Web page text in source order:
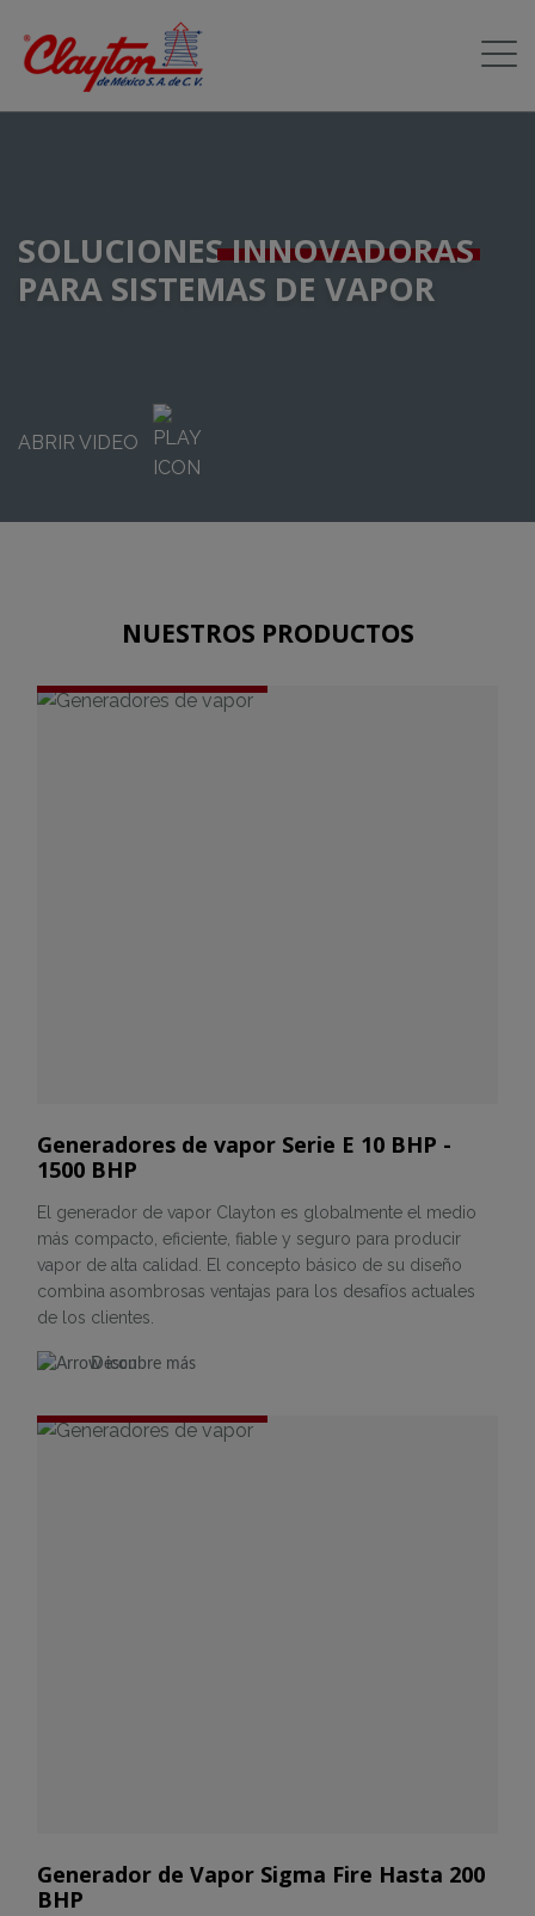
SOLUCIONESINNOVADORAS
PARA SISTEMAS DE VAPOR
ABRIR VIDEO
NUESTROS PRODUCTOS
Generadores de vapor Serie E 10 BHP -
1500 BHP
El generador de vapor Clayton es globalmente el medio
más compacto, eficiente, fiable y seguro para producir
vapor de alta calidad. El concepto básico de su diseño
combina asombrosas ventajas para los desafíos actuales
de los clientes.
Descubre más
Generador de Vapor Sigma Fire Hasta 200
BHP